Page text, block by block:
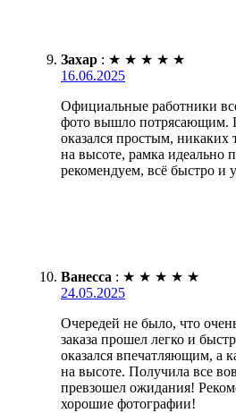
Захар : ★ ★ ★ ★ ★
16.06.2025
Официальные работники
фото вышло потрясающим.
оказался простым, никаких
на высоте, рамка идеально
рекомендуем, всё быстро и
Ванесса : ★ ★ ★ ★ ★
24.05.2025
Очередей не было, что
заказа прошел легко и
оказался впечатляющим, а
на высоте. Получила все
превзошел ожидания!
хорошие фотографии!